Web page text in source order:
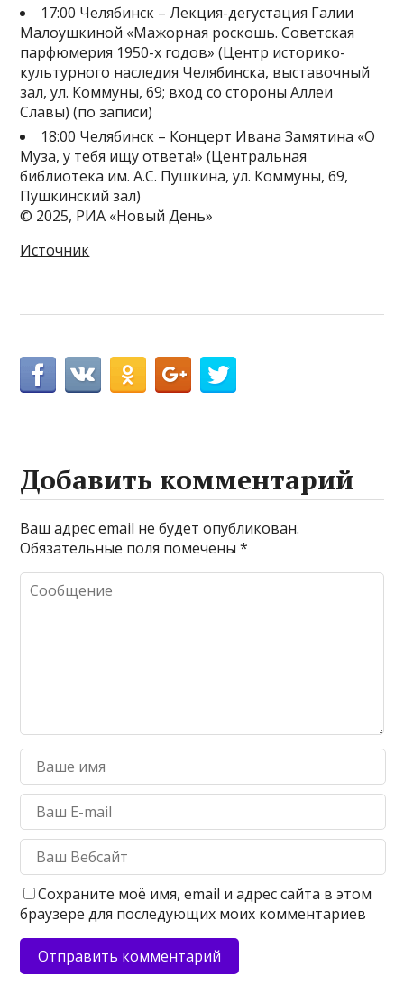
17:00 Челябинск – Лекция-дегустация Галии
Малоушкиной «Мажорная роскошь. Советская
парфюмерия 1950-х годов» (Центр историко-
культурного наследия Челябинска, выставочный
зал, ул. Коммуны, 69; вход со стороны Аллеи
Славы) (по записи)
18:00 Челябинск – Концерт Ивана Замятина «О
Муза, у тебя ищу ответа!» (Центральная
библиотека им. А.С. Пушкина, ул. Коммуны, 69,
Пушкинский зал)
© 2025, РИА «Новый День»
Источник
Добавить комментарий
Ваш адрес email не будет опубликован.
Обязательные поля помечены*
Сохраните моё имя, email и адрес сайта в этом
браузере для последующих моих комментариев